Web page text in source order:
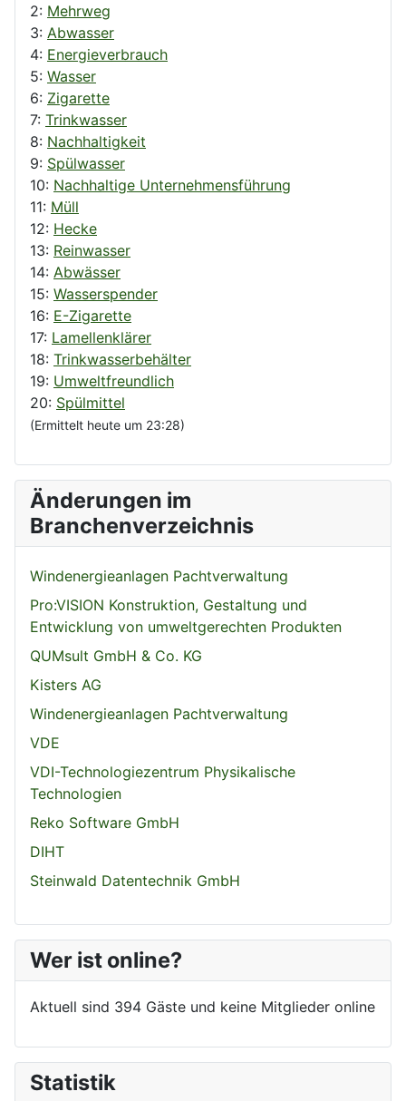
2: Mehrweg
3: Abwasser
4: Energieverbrauch
5: Wasser
6: Zigarette
7: Trinkwasser
8: Nachhaltigkeit
9: Spülwasser
10: Nachhaltige Unternehmensführung
11: Müll
12: Hecke
13: Reinwasser
14: Abwässer
15: Wasserspender
16: E-Zigarette
17: Lamellenklärer
18: Trinkwasserbehälter
19: Umweltfreundlich
20: Spülmittel
(Ermittelt heute um 23:28)
Änderungen im
Branchenverzeichnis
Windenergieanlagen Pachtverwaltung
Pro:VISION Konstruktion, Gestaltung und
Entwicklung von umweltgerechten Produkten
QUMsult GmbH & Co. KG
Kisters AG
Windenergieanlagen Pachtverwaltung
VDE
VDI-Technologiezentrum Physikalische
Technologien
Reko Software GmbH
DIHT
Steinwald Datentechnik GmbH
Wer ist online?
Aktuell sind 394 Gäste und keine Mitglieder online
Statistik